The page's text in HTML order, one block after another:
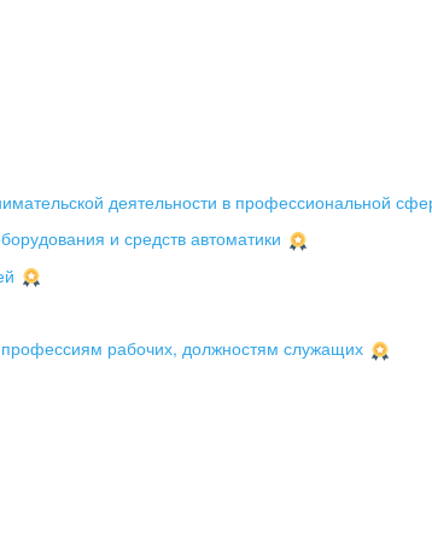
деятельности в профессиональной
и средств автоматики
рабочих, должностям служащих